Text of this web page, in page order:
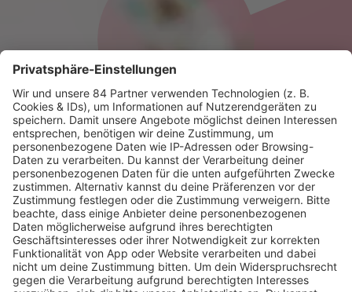
HOME
RADIOS
barba radio
Lagerfeuer